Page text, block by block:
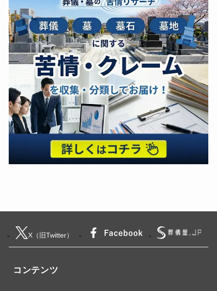
X（旧Twitter）
コンテンツ